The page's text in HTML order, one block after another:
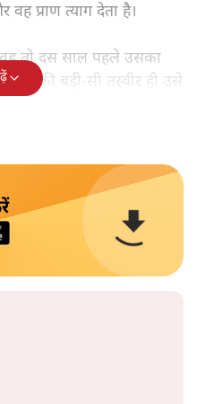
प्राण त्याग देता है।
तो दस साल पहले उसका
उसकी बड़ी-सी तस्वीर ही उसे
17-18 साल वाली जिया।